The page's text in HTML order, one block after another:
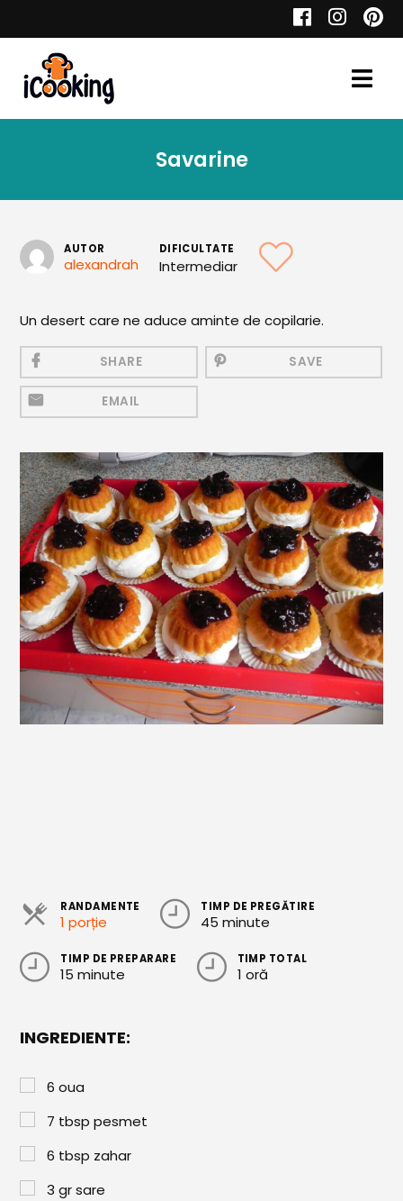
Toate Reţetele
Aperitive
Aperitive Calde
Aperitive Reci
Mezeluri
Ronțăieli
Băuturi
Băuturi calde
Băuturi reci
Cocktail-uri
Smoothies
Ceva Dulce
Biscuiți, Bomboane și
Fursecuri
Plăcinte, Tarte și Rulade
Prăjituri
Torturi
Dulceață / Gem
Savarine
AUTOR
alexandrah
DIFICULTATE
Intermediar
Un desert care ne aduce aminte de copilarie.
SHARE SAVE
EMAIL
RANDAMENTE
1 porție
TIMP DE PREGĂTIRE
45 minute
TIMP DE PREPARARE
15 minute
TIMP TOTAL
1 oră
INGREDIENTE:
6 oua
7 tbsp pesmet
6 tbsp zahar
3 gr sare